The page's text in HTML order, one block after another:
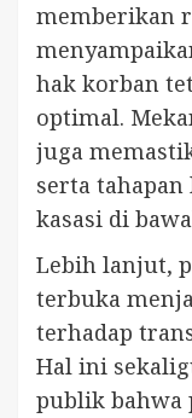
memberikan
hak korban
optimal.
juga
serta
kasasi di
Lebih lanjut,
terbuka
terhadap
Hal ini
publik bahwa